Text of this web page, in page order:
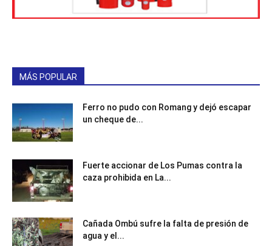
MÁS POPULAR
Ferro no pudo con Romang y dejó escapar
un cheque de...
Fuerte accionar de Los Pumas contra la
caza prohibida en La...
Cañada Ombú sufre la falta de presión de
agua y el...